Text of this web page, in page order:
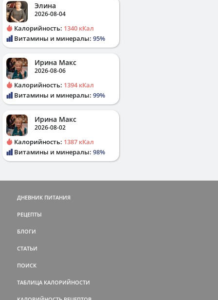
Элина
2026-08-04
Калорийность: 1340 кКал
Витамины и минералы: 95%
Ирина Макс
2026-08-06
Калорийность: 1394 кКал
Витамины и минералы: 99%
Ирина Макс
2026-08-02
Калорийность: 1387 кКал
Витамины и минералы: 98%
ДНЕВНИК ПИТАНИЯ
РЕЦЕПТЫ
БЛОГИ
СТАТЬИ
ПОИСК
ТАБЛИЦА КАЛОРИЙНОСТИ